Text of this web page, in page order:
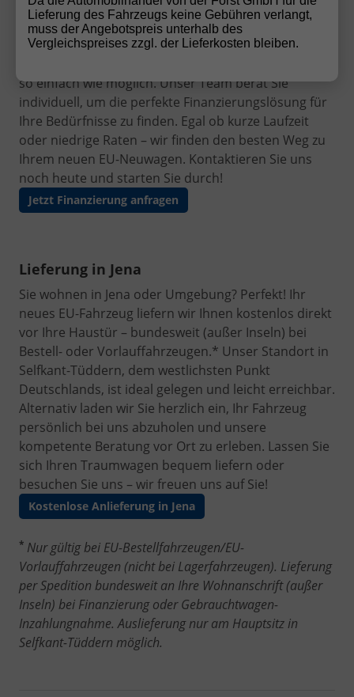
Ihr Traumauto ist nur einen Schritt entfernt! Mit
unseren flexiblen undgünstigen
so einfach wie möglich. Unser Team berät Sie
individuell, um die perfekte Finanzierungslösung für
Ihre Bedürfnisse zu finden. Egal ob kurze Laufzeit
oder niedrige Raten – wir finden den besten Weg zu
Ihrem neuen EU-Neuwagen. Kontaktieren Sie uns
noch heute und starten Sie durch!
Jetzt Finanzierung anfragen
Lieferung in Jena
Sie wohnen in Jena oder Umgebung? Perfekt! Ihr
neues EU-Fahrzeug liefern wir Ihnen kostenlos direkt
vor Ihre Haustür – bundesweit (außer Inseln) bei
Bestell- oder Vorlauffahrzeugen.* Unser Standort in
Selfkant-Tüddern, dem westlichsten Punkt
Deutschlands, ist ideal gelegen und leicht erreichbar.
Alternativ laden wir Sie herzlich ein, Ihr Fahrzeug
persönlich bei uns abzuholen und unsere
kompetente Beratung vor Ort zu erleben. Lassen Sie
sich Ihren Traumwagen bequem liefern oder
besuchen Sie uns – wir freuen uns auf Sie!
Kostenlose Anlieferung in Jena
* Nur gültig bei EU-Bestellfahrzeugen/EU-
Vorlauffahrzeugen (nicht bei Lagerfahrzeugen). Lieferung
per Spedition bundesweit an Ihre Wohnanschrift (außer
Inseln) bei Finanzierung oder Gebrauchtwagen-
Inzahlungnahme. Auslieferung nur am Hauptsitz in
Selfkant-Tüddern möglich.
Lieferung des Fahrzeugs keine Gebühren verlangt,
muss der Angebotspreis unterhalb des
Vergleichspreises zzgl. der Lieferkosten bleiben.